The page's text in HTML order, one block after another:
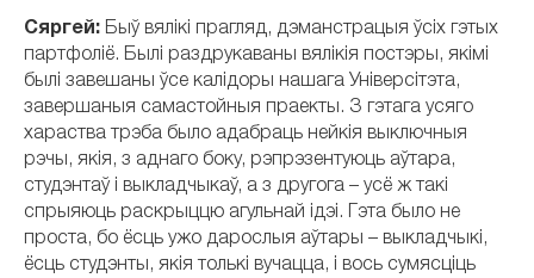
Сяргей: Быў вялікі прагляд, дэманстрацыя ўсіх гэтых
партфоліё. Былі раздрукаваны вялікія постэры, якімі
былі завешаны ўсе калідоры нашага Універсітэта,
завершаныя самастойныя праекты. З гэтага усяго
хараства трэба было адабраць нейкія выключныя
рэчы, якія, з аднаго боку, рэпрэзентуюць аўтара,
студэнтаў і выкладчыкаў, а з другога – усё ж такі
спрыяюць раскрыццю агульнай ідэі. Гэта было не
проста, бо ёсць ужо дарослыя аўтары – выкладчыкі,
ёсць студэнты, якія толькі вучацца, і вось сумясціць